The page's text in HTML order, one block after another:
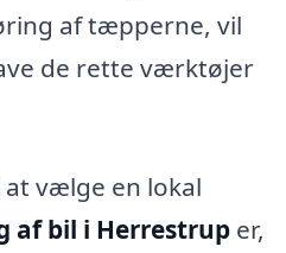
af tæpperne, vil
de rette værktøjer
at vælge en lokal
af bil i Herrestrup er,